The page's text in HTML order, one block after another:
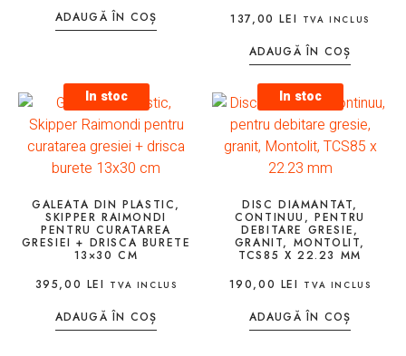
ADAUGĂ ÎN COȘ
137,00LEI TVA INCLUS
ADAUGĂ ÎN COȘ
In stoc
GALEATA DIN PLASTIC,
SKIPPER RAIMONDI
PENTRU CURATAREA
GRESIEI + DRISCA BURETE
13×30 CM
395,00 LEI TVA INCLUS
ADAUGĂ ÎN COȘ
In stoc
DISC DIAMANTAT,
CONTINUU, PENTRU
DEBITARE GRESIE,
GRANIT, MONTOLIT,
TCS85 X 22.23 MM
190,00 LEI TVA INCLUS
ADAUGĂ ÎN COȘ